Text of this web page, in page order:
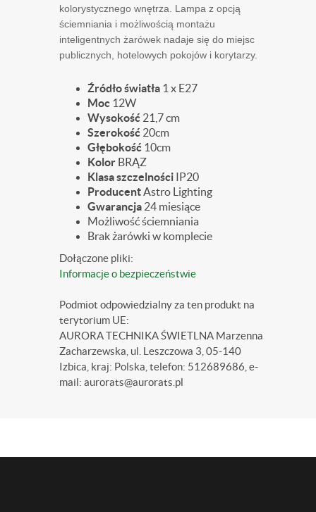
kolorystycznego wnętrza. Lampa z opcją
ściemniania i możliwością montażu
inteligentnych żarówek nadaje się do miejsc
publicznych, hotelowych pokojów i korytarzy.
Źródło światła 1 x E27
Moc 12W
Wysokość 21,7 cm
Szerokość 20cm
Głębokość 10cm
Kolor BRĄZ
Klasa szczelności IP20
ProducentAstro Lighting
Gwarancja 24 miesiące
Możliwość ściemniania
Brak żarówki w komplecie
Dołączone pliki:
Informacje o bezpieczeństwie
Podmiot odpowiedzialny za ten produkt na
terytorium UE:
AURORA TECHNIKA ŚWIETLNA Marzenna
Zacharzewska, ul. Leszczowa 3, 05-140
Izbica, kraj: Polska, telefon: 512689686, e-
mail: aurorats@aurorats.pl